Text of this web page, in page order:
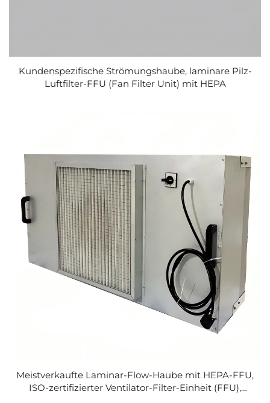
Kundenspezifische Strömungshaube, laminare Pilz-
Luftfilter-FFU (Fan Filter Unit) mit HEPA
Meistverkaufte Laminar-Flow-Haube mit HEPA-FFU,
ISO-zertifizierter Ventilator-Filter-Einheit (FFU),